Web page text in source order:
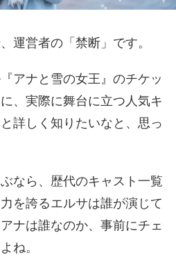
運営者の「禁断」です。
アナと雪の女王』のチケッ
、実際に舞台に立つ人気キ
詳しく知りたいなと、思っ
なら、歴代のキャスト一覧
を誇るエルサは誰が演じて
ナは誰なのか、事前にチェ
ね。